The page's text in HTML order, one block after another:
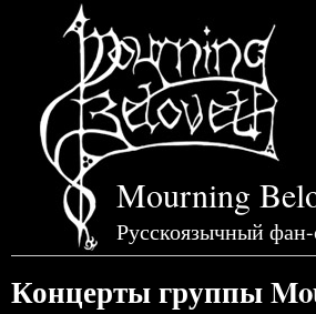
Mourning
Русскоязычный
Концерты группы